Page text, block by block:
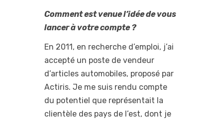
Comment est venue l’idée de vous
lancer à votre compte ?
En 2011, en recherche d’emploi, j’ai
accepté un poste de vendeur
d’articles automobiles, proposé par
Actiris. Je me suis rendu compte
du potentiel que représentait la
clientèle des pays de l’est, dont je